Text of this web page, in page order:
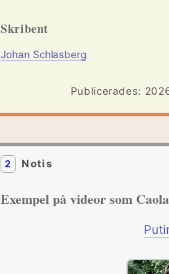
Skribent
Johan Schlasberg
Publicerades:
2 Notis
Exempel på videor som